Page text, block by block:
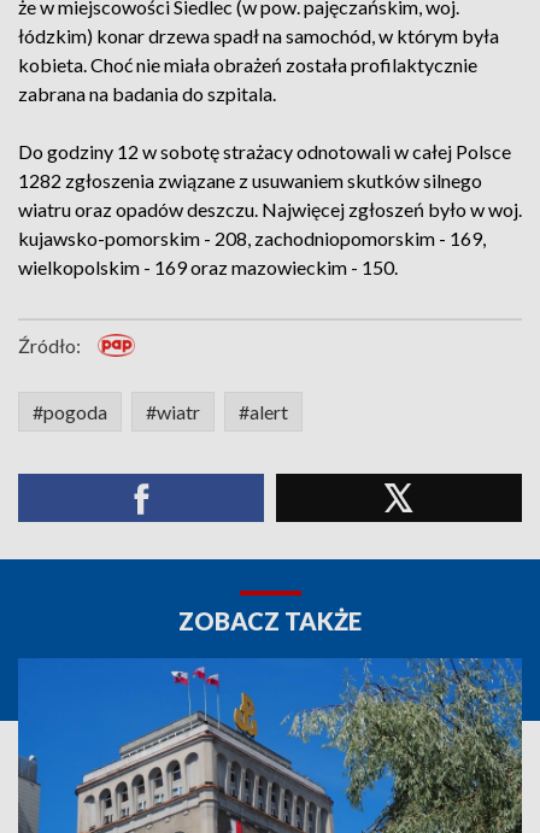
że w miejscowości Siedlec (w pow. pajęczańskim, woj.
łódzkim) konar drzewa spadł na samochód, w którym była
kobieta. Choć nie miała obrażeń została profilaktycznie
zabrana na badania do szpitala.
Do godziny 12 w sobotę strażacy odnotowali w całej Polsce
1282 zgłoszenia związane z usuwaniem skutków silnego
wiatru oraz opadów deszczu. Najwięcej zgłoszeń było w woj.
kujawsko-pomorskim - 208, zachodniopomorskim - 169,
wielkopolskim - 169 oraz mazowieckim - 150.
Źródło:
#pogoda #wiatr #alert
ZOBACZ TAKŻE